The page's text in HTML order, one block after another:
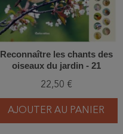
Reconnaître les chants des
oiseaux du jardin - 21
22,50 €
AJOUTER AU PANIER